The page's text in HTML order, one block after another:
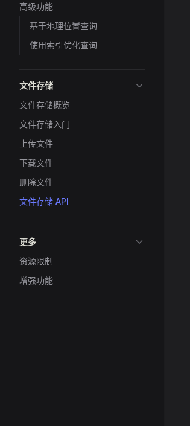
高级功能
基于地理位置查询
使用索引优化查询
文件存储
文件存储概览
文件存储入门
上传文件
下载文件
删除文件
文件存储 API
更多
资源限制
增强功能